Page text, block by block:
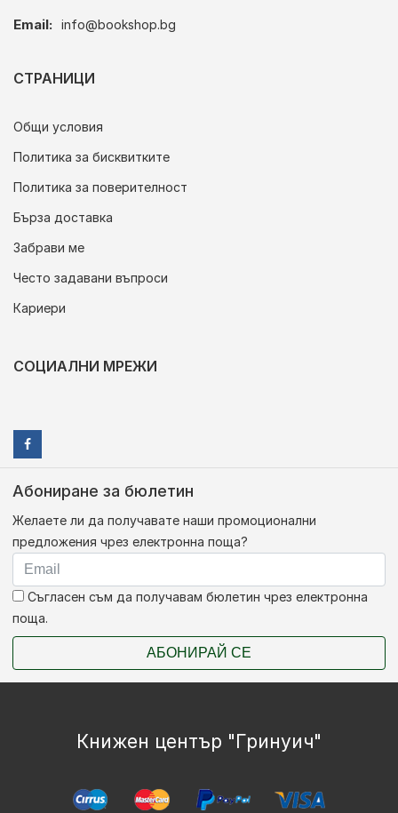
Email: info@bookshop.bg
СТРАНИЦИ
Общи условия
Политика за бисквитките
Политика за поверителност
Бърза доставка
Забрави ме
Често задавани въпроси
Кариери
СОЦИАЛНИ МРЕЖИ
Абониране за бюлетин
Желаете ли да получавате наши промоционални
предложения чрез електронна поща?
Съгласен съм да получавам бюлетин чрез електронна
поща.
АБОНИРАЙ СЕ
Книжен център "Гринуич"